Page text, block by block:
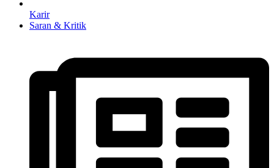
Karir
Saran & Kritik